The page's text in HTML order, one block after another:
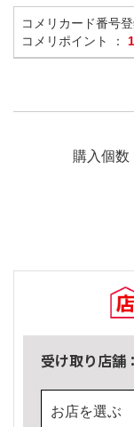
コメリカード番号
コメリポイント ：
購入個数
受け取り店舗：
お店を選ぶ